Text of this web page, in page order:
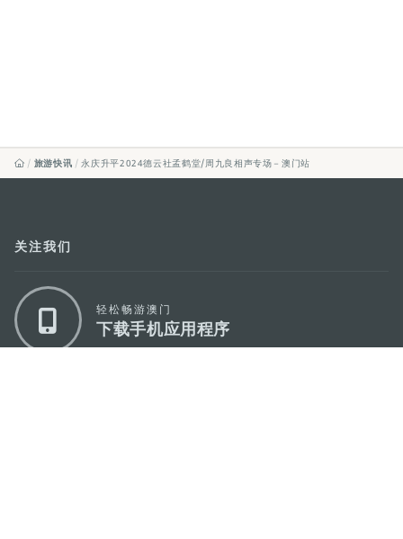
旅游快讯 永庆升平2024德云社孟鹤堂/周九良相声专场－澳门站
关注我们
轻松畅游澳门
下载手机应用程序